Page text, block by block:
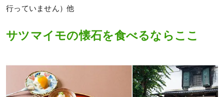
行っていません）他
サツマイモの懐石を食べるならここ